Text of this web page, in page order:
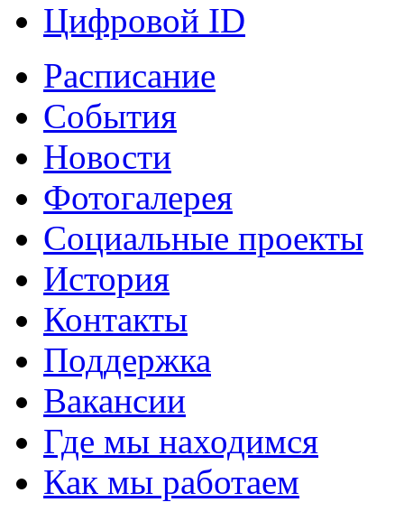
Цифровой ID
Расписание
События
Новости
Фотогалерея
Социальные проекты
История
Контакты
Поддержка
Вакансии
Где мы находимся
Как мы работаем